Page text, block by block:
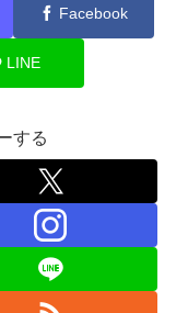
Facebook
LINE
する